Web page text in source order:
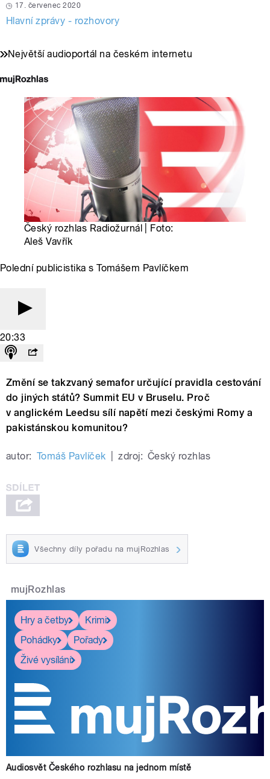
17. červenec 2020
Hlavní zprávy - rozhovory
Největší audioportál na českém internetu
Český rozhlas Radiožurnál | Foto:
Aleš Vavřík
Polední publicistika s Tomášem Pavlíčkem
20:33
Změní se takzvaný semafor určující pravidla cestování
do jiných států? Summit EU v Bruselu. Proč
v anglickém Leedsu sílí napětí mezi českými Romy a
pakistánskou komunitou?
autor: Tomáš Pavlíček zdroj: Český rozhlas
Všechny díly pořadu na mujRozhlas
mujRozhlas
Hry a četby
Krimi
Pohádky
Pořady
Živé vysílání
Audiosvět Českého rozhlasu na jednom místě